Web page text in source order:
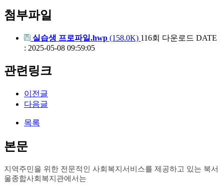
첨부파일
실습생 프로파일.hwp (158.0K) 116회 다운로드 DATE
: 2025-05-08 09:59:05
관련링크
이전글
다음글
목록
본문
지역주민을 위한 전문적인 사회복지서비스를 제공하고 있는 북서
울종합사회복지관에서는